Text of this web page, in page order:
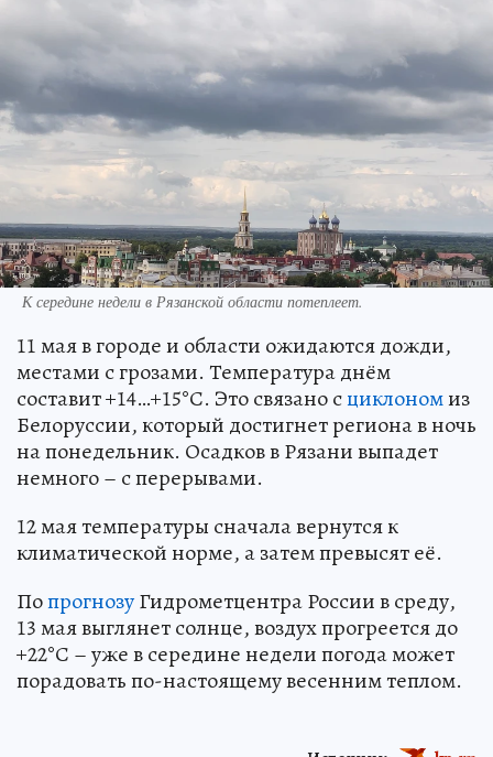
К середине недели в Рязанской области потеплеет.
11 мая в городе и области ожидаются дожди,
местами с грозами. Температура днём
составит +14…+15°С. Это связано сциклономиз
Белоруссии, который достигнет региона в ночь
на понедельник. Осадков в Рязани выпадет
немного – с перерывами.
12 мая температуры сначала вернутся к
климатической норме, а затем превысят её.
ПопрогнозуГидрометцентра России в среду,
13 мая выглянет солнце, воздух прогреется до
+22°С – уже в середине недели погода может
порадовать по-настоящему весенним теплом.